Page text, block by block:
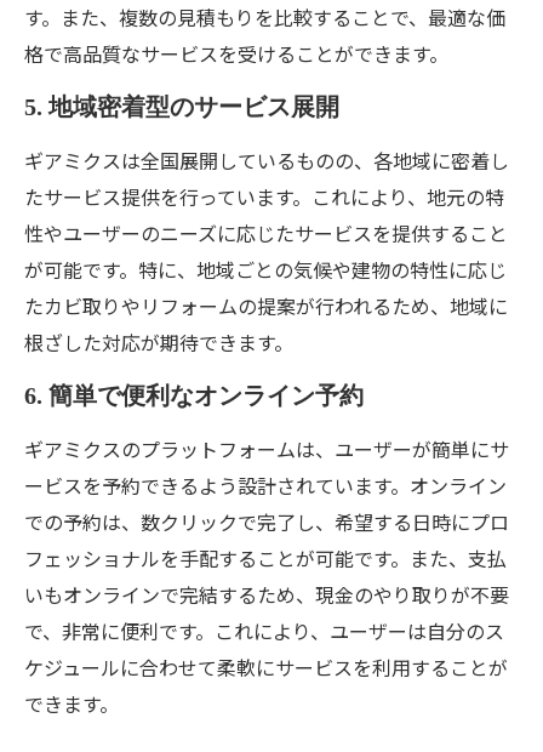
す。また、複数の見積もりを比較することで、最適な価
格で高品質なサービスを受けることができます。
5. 地域密着型のサービス展開
ギアミクスは全国展開しているものの、各地域に密着し
たサービス提供を行っています。これにより、地元の特
性やユーザーのニーズに応じたサービスを提供すること
が可能です。特に、地域ごとの気候や建物の特性に応じ
たカビ取りやリフォームの提案が行われるため、地域に
根ざした対応が期待できます。
6. 簡単で便利なオンライン予約
ギアミクスのプラットフォームは、ユーザーが簡単にサ
ービスを予約できるよう設計されています。オンライン
での予約は、数クリックで完了し、希望する日時にプロ
フェッショナルを手配することが可能です。また、支払
いもオンラインで完結するため、現金のやり取りが不要
で、非常に便利です。これにより、ユーザーは自分のス
ケジュールに合わせて柔軟にサービスを利用することが
できます。